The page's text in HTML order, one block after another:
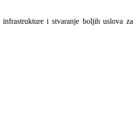
i stvaranje boljih uslova za